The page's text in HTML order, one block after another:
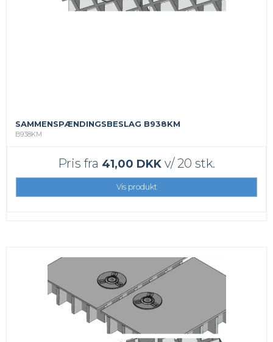
SAMMENSPÆNDINGSBESLAG B938KM
B938KM
Pris fra 41,00 DKK v/ 20 stk.
Vis produkt